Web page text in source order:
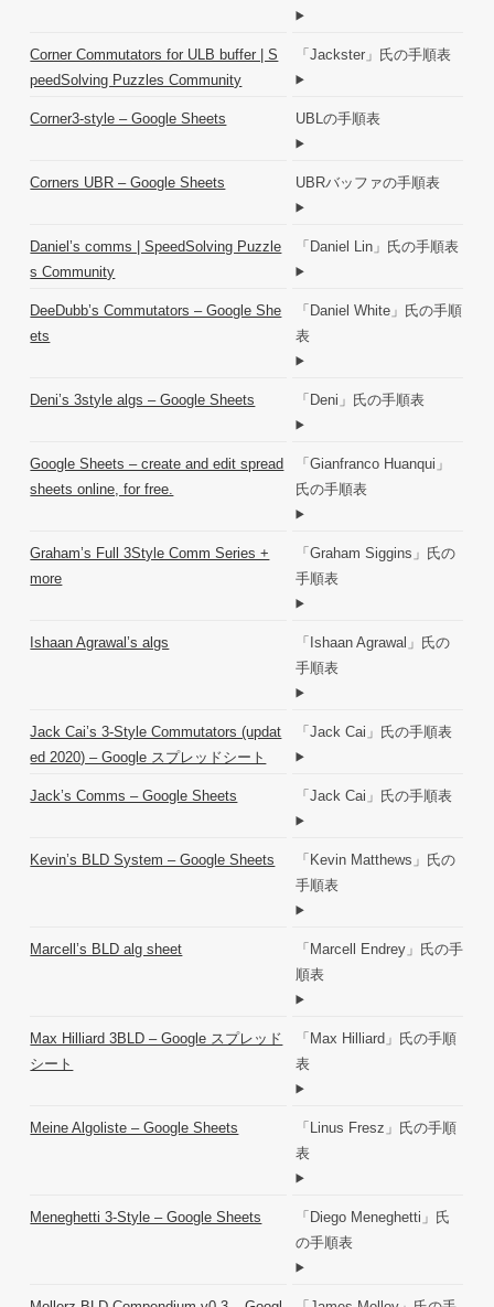
Corner Commutators for ULB buffer | S
peedSolving Puzzles Community
「Jackster」氏の手順表
Corner3-style – Google Sheets UBLの手順表
Corners UBR – Google Sheets UBRバッファの手順表
Daniel’s comms | SpeedSolving Puzzle
s Community
「Daniel Lin」氏の手順表
DeeDubb’s Commutators – Google She
ets
「Daniel White」氏の手順
表
Deni’s 3style algs – Google Sheets 「Deni」氏の手順表
Google Sheets – create and edit spread
sheets online, for free.
「Gianfranco Huanqui」
氏の手順表
Graham’s Full 3Style Comm Series +
more
「Graham Siggins」氏の
手順表
Ishaan Agrawal’s algs
「Ishaan Agrawal」氏の
手順表
Jack Cai’s 3-Style Commutators (updat
ed 2020) – Google スプレッドシート
「Jack Cai」氏の手順表
Jack’s Comms – Google Sheets 「Jack Cai」氏の手順表
Kevin’s BLD System – Google Sheets
「Kevin Matthews」氏の
手順表
Marcell’s BLD alg sheet
「Marcell Endrey」氏の手
順表
Max Hilliard 3BLD – Google スプレッド
シート
「Max Hilliard」氏の手順
表
Meine Algoliste – Google Sheets
「Linus Fresz」氏の手順
表
Meneghetti 3-Style – Google Sheets
「Diego Meneghetti」氏
の手順表